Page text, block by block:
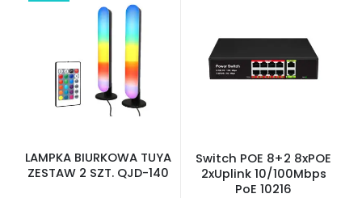
LAMPKA BIURKOWA TUYA
ZESTAW 2 SZT. QJD-140
Switch POE 8+2 8xPOE
2xUplink 10/100Mbps
PoE 10216